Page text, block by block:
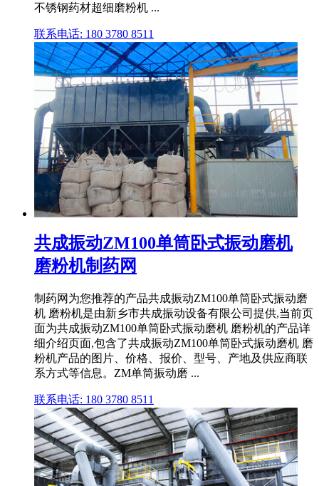
不锈钢药材超细磨粉机 ...
联系电话: 180 3780 8511
共成振动ZM100单筒卧式振动磨机
磨粉机制药网
制药网为您推荐的产品共成振动ZM100单筒卧式振动磨
机 磨粉机是由新乡市共成振动设备有限公司提供,当前页
面为共成振动ZM100单筒卧式振动磨机 磨粉机的产品详
细介绍页面,包含了共成振动ZM100单筒卧式振动磨机 磨
粉机产品的图片、价格、报价、型号、产地及供应商联
系方式等信息。ZM单筒振动磨 ...
联系电话: 180 3780 8511